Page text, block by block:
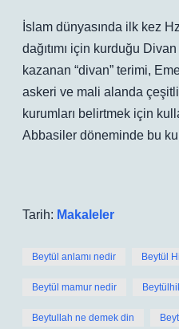
İslam dünyasında ilk kez
dağıtımı için kurduğu
kazanan “divan” terimi,
askeri ve mali alanda
kurumları belirtmek için
Abbasiler döneminde bu
Tarih: Makaleler
Beytül anlamı nedir Beytül
Beytül mamur nedir
Beytullah ne demek din